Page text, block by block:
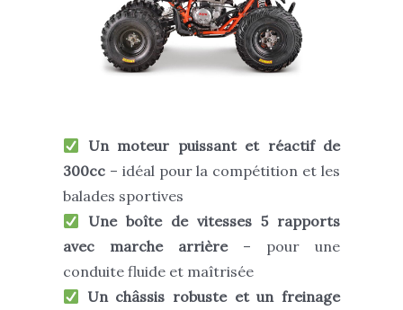
Un moteur puissant et réactif de
300cc – idéal pour la compétition et les
balades sportives
Une boîte de vitesses 5 rapports
avec marche arrière– pour une
conduite fluide et maîtrisée
Un châssis robuste et un freinage